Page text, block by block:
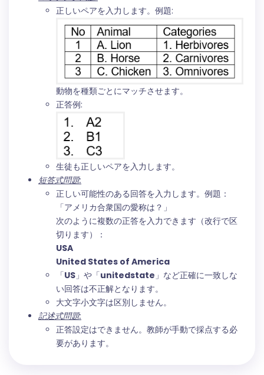
正しいペアを入力します。例題:
動物を種類ごとにマッチさせます。
正答例:
生徒も正しいペアを入力します。
短答式問題:
正しい可能性のある回答を入力します。例題：
「アメリカ合衆国の愛称は？」
次のように複数の正答を入力できます（改行で区
切ります）：
USA
United States of America
「US 」や「unitedstate 」など正確に一致しな
い回答は不正解となります。
大文字小文字は区別しません。
記述式問題:
正答設定はできません。教師が手動で採点する必
要があります。